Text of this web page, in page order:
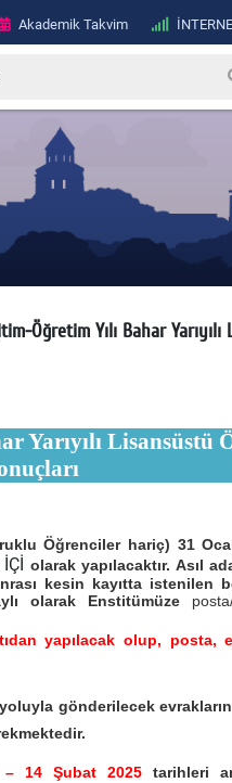
Akademik Takvim
Öğretim Yılı Bahar
Yarıyılı Lisansüstü
Öğrenciler hariç) 31
olarak yapılacaktır. Asıl
kesin kayıtta istenilen
olarak Enstitümüze
yapılacak olup, posta,
gönderilecek
– 14 Şubat 2025 tarihleri